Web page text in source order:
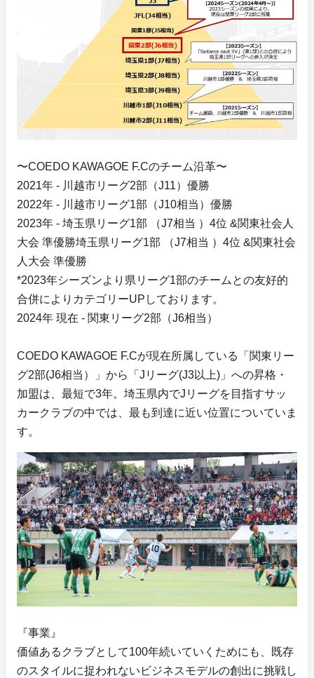
〜COEDO KAWAGOE F.Cのチーム沿革〜
2021年 - 川越市リーグ2部（J11）優勝
2022年 - 川越市リーグ1部（J10相当）優勝
2023年 - 埼玉県リーグ1部 （J7相当 ）4位 &関東社会人
大会 準優勝埼玉県リーグ1部 （J7相当 ）4位 &関東社会
人大会 準優勝
*2023年シーズンより県リーグ1部のチームとの友好的
合併によりカテゴリーUPしております。
2024年 現在 - 関東リーグ2部（J6相当）
COEDO KAWAGOE F.Cが現在所属している「関東リー
グ2部(J6相当）」から「Jリーグ(J3以上)」への昇格・
加盟は、最短で3年。埼玉県内でJリーグを目指すサッ
カークラブの中では、最も到達に近い位置についていま
す。
『事業』
価値あるクラブとして100年続いていくためにも、既存
のスタイルに捉われないビジネスモデルの創出に挑戦し